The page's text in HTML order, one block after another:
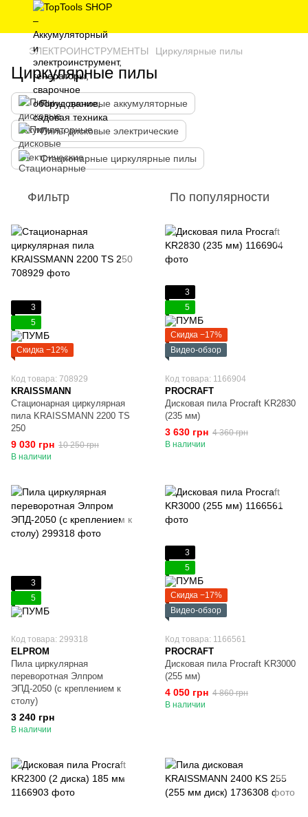
ЭЛЕКТРОИНСТРУМЕНТЫ Циркулярные пилы
Циркулярные пилы
Пилы дисковые аккумуляторные
Пилы дисковые электрические
Стационарные циркулярные пилы
Фильтр По популярности
3
5
Скидка −12%
Код товара: 708929
KRAISSMANN
Стационарная циркулярная
пила KRAISSMANN 2200 TS
250
9 030 грн 10 250 грн
В наличии
3
5
Скидка −17%
Видео-обзор
Код товара: 1166904
PROCRAFT
Дисковая пила Procraft KR2830
(235 мм)
3 630 грн 4 360 грн
В наличии
3
5
Код товара: 299318
ELPROM
Пила циркулярная
переворотная Элпром
ЭПД-2050 (с креплением к
столу)
3 240 грн
В наличии
3
5
Скидка −17%
Видео-обзор
Код товара: 1166561
PROCRAFT
Дисковая пила Procraft KR3000
(255 мм)
4 050 грн 4 860 грн
В наличии